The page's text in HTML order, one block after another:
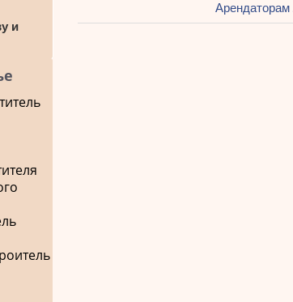
Следующая
запись:
и